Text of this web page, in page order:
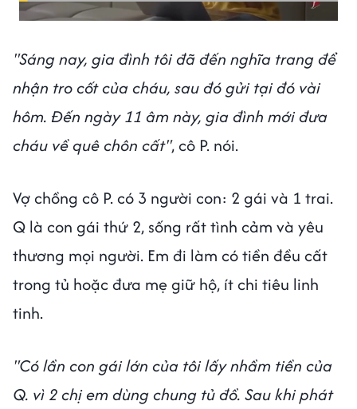
"Sáng nay, gia đình tôi đã đến nghĩa trang để
nhận tro cốt của cháu, sau đó gửi tại đó vài
hôm. Đến ngày 11 âm này, gia đình mới đưa
cháu về quê chôn cất", cô P. nói.
Vợ chồng cô P. có 3 người con: 2 gái và 1 trai.
Q là con gái thứ 2, sống rất tình cảm và yêu
thương mọi người. Em đi làm có tiền đều cất
trong tủ hoặc đưa mẹ giữ hộ, ít chi tiêu linh
tinh.
"Có lần con gái lớn của tôi lấy nhầm tiền của
Q. vì 2 chị em dùng chung tủ đồ. Sau khi phát